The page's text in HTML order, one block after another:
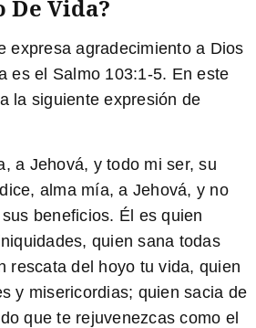
De Vida?
expresa agradecimiento a Dios
es el Salmo 103:1-5. En este
la siguiente expresión de
a Jehová, y todo mi ser, su
alma mía, a Jehová, y no
beneficios. Él es quien
quien sana todas
rescata del hoyo tu vida, quien
y misericordias; quien sacia de
que te rejuvenezcas como el